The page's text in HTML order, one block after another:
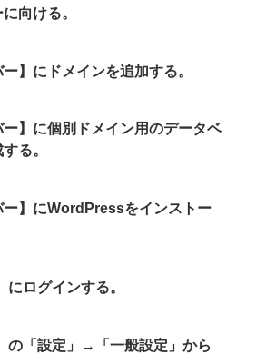
向ける。
ー】にドメインを追加する。
ー】に個別ドメイン用のデータベ
る。
ー】にWordPressをインストー
にログインする。
の「設定」→「一般設定」から